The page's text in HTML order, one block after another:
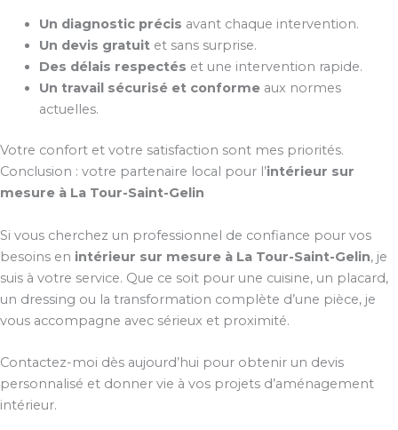
Un diagnostic précis avant chaque intervention.
Un devis gratuitet sans surprise.
Des délais respectés et une intervention rapide.
Un travail sécurisé et conformeaux normes
actuelles.
Votre confort et votre satisfaction sont mes priorités.
Conclusion : votre partenaire local pour l’intérieur sur
mesure à La Tour-Saint-Gelin
Si vous cherchez un professionnel de confiance pour vos
besoins en intérieur sur mesure à La Tour-Saint-Gelin, je
suis à votre service. Que ce soit pour une cuisine, un placard,
un dressing ou la transformation complète d’une pièce, je
vous accompagne avec sérieux et proximité.
Contactez-moi dès aujourd’hui pour obtenir un devis
personnalisé et donner vie à vos projets d’aménagement
intérieur.